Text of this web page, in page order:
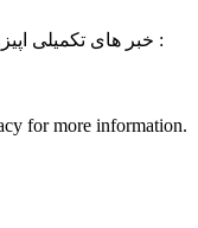
خبر های تکمیلی اپیزود هارو توی اینستاگرام ما دنبال کنید :
for more information.